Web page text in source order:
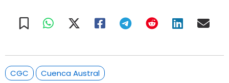
CGC
Cuenca Austral